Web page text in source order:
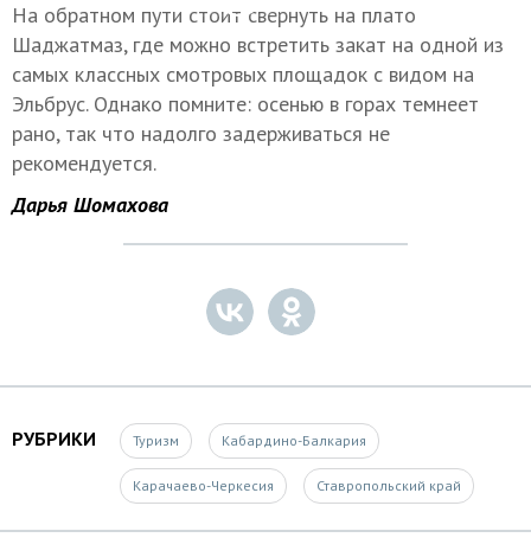
На обратном пути стоит свернуть на плато
Шаджатмаз, где можно встретить закат на одной из
самых классных смотровых площадок с видом на
Эльбрус. Однако помните: осенью в горах темнеет
рано, так что надолго задерживаться не
рекомендуется.
Дарья Шомахова
РУБРИКИ Туризм Кабардино-Балкария
Карачаево-Черкесия Ставропольский край